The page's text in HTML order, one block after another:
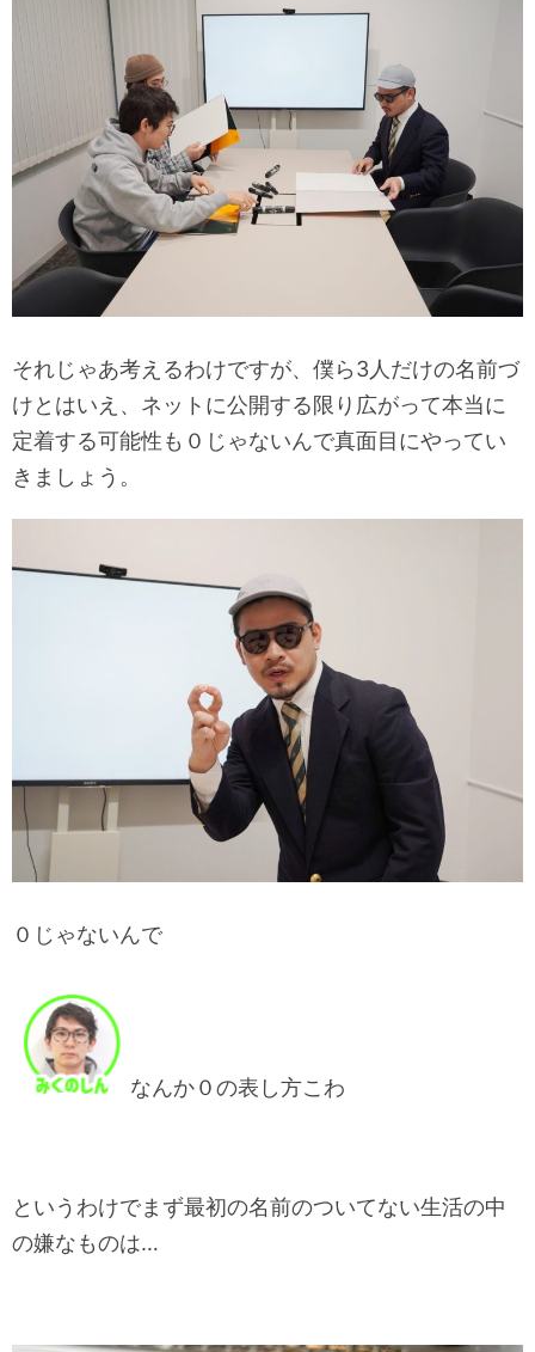
それじゃあ考えるわけですが、僕ら3人だけの名前づ
けとはいえ、ネットに公開する限り広がって本当に
定着する可能性も０じゃないんで真面目にやってい
きましょう。
０じゃないんで
なんか０の表し方こわ
というわけでまず最初の名前のついてない生活の中
の嫌なものは…